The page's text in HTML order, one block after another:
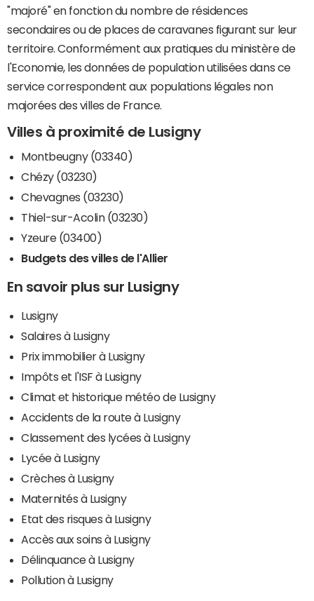
"majoré" en fonction du nombre de résidences
secondaires ou de places de caravanes figurant sur leur
territoire. Conformément aux pratiques du ministère de
l'Economie, les données de population utilisées dans ce
service correspondent aux populations légales non
majorées des villes de France.
Villes à proximité de Lusigny
Montbeugny (03340)
Chézy (03230)
Chevagnes (03230)
Thiel-sur-Acolin (03230)
Yzeure (03400)
Budgets des villes de l'Allier
En savoir plus sur Lusigny
Lusigny
Salaires à Lusigny
Prix immobilier à Lusigny
Impôts et l'ISF à Lusigny
Climat et historique météo de Lusigny
Accidents de la route à Lusigny
Classement des lycées à Lusigny
Lycée à Lusigny
Crèches à Lusigny
Maternités à Lusigny
Etat des risques à Lusigny
Accès aux soins à Lusigny
Délinquance à Lusigny
Pollution à Lusigny